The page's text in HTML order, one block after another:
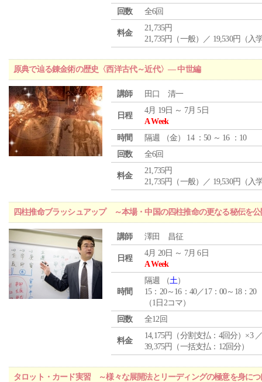
回数
全6回
料金
21,735円
21,735円（一般）／ 19,530円（入
原典で辿る錬金術の歴史〈西洋古代～近代〉― 中世編
講師 田口 清一
日程
4月 19日 ～ 7月 5日
A Week
時間
隔週 （金） 14 ：50 ～ 16 ：10
回数
全6回
料金
21,735円
21,735円（一般）／ 19,530円（入
四柱推命ブラッシュアップ ～本場・中国の四柱推命の更なる秘伝を
講師 澤田 昌征
日程
4月 20日 ～ 7月 6日
A Week
時間
隔週 （土）
15：20～16：40／17：00～18：20
（1日2コマ）
回数
全12回
料金
14,175円（分割支払：4回分）×3
39,375円（一括支払：12回分）
タロット・カード実習 ～様々な展開法とリーディングの極意を身につ